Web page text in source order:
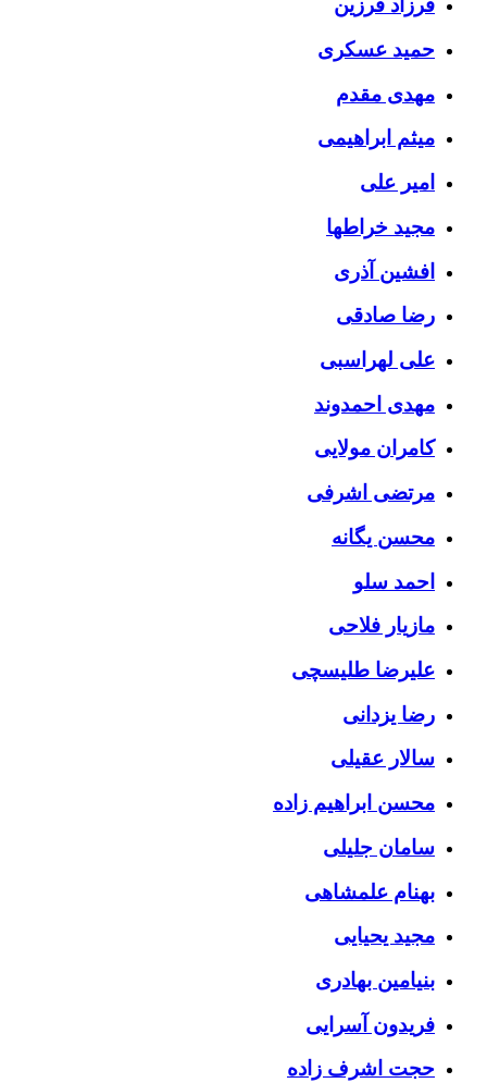
فرزاد فرزین
حمید عسکری
مهدی مقدم
میثم ابراهیمی
امیر علی
مجید خراطها
افشین آذری
رضا صادقی
علی لهراسبی
مهدی احمدوند
کامران مولایی
مرتضی اشرفی
محسن یگانه
احمد سلو
مازیار فلاحی
علیرضا طلیسچی
رضا یزدانی
سالار عقیلی
محسن ابراهیم زاده
سامان جلیلی
بهنام علمشاهی
مجید یحیایی
بنیامین بهادری
فریدون آسرایی
حجت اشرف زاده